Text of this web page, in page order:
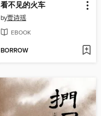
看不见的火车
by贾诗瑶
EBOOK
BORROW